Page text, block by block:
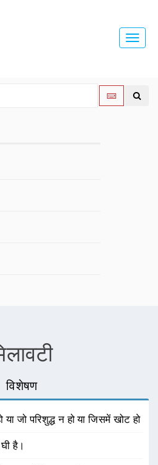
विशेषण
या जो परिशुद्ध न हो या जिसमें खोट हो
है।